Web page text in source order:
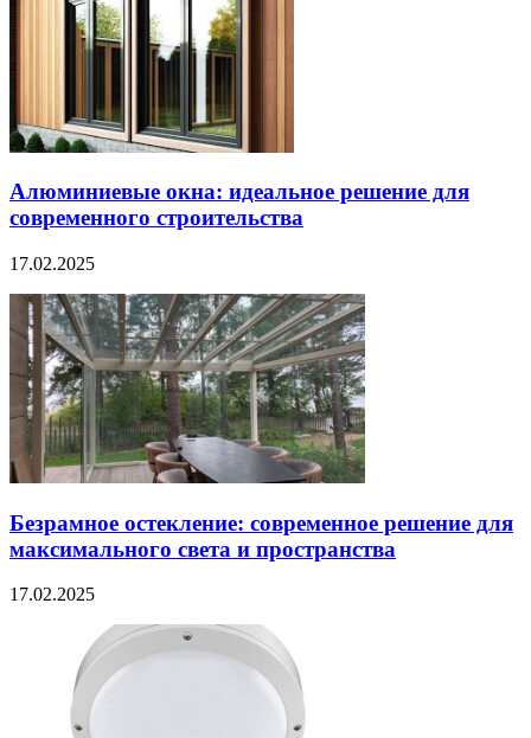
Алюминиевые окна: идеальное решение для
современного строительства
17.02.2025
Безрамное остекление: современное решение для
максимального света и пространства
17.02.2025